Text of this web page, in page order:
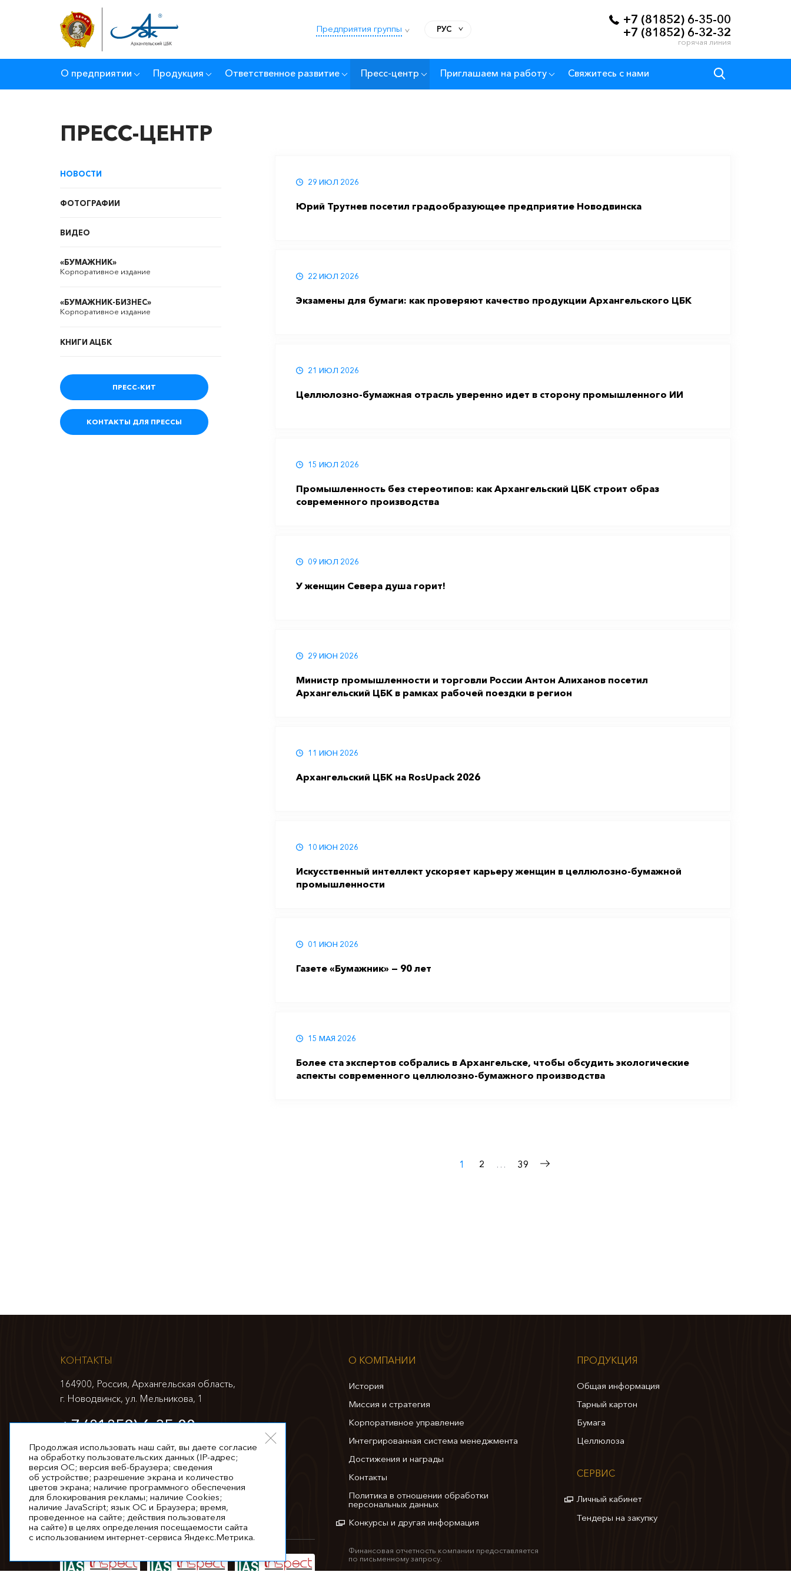
Предприятия группы РУС
+7 (81852) 6-35-00
+7 (81852) 6-32-32
горячая линия
О предприятии Продукция Ответственное развитие Пресс-центр Приглашаем на работу Свяжитесь с нами
ПРЕСС-ЦЕНТР
НОВОСТИ
ФОТОГРАФИИ
ВИДЕО
«БУМАЖНИК»
Корпоративное издание
«БУМАЖНИК-БИЗНЕС»
Корпоративное издание
КНИГИ АЦБК
ПРЕСС-КИТ
КОНТАКТЫ ДЛЯ ПРЕССЫ
29 ИЮЛ 2026
Юрий Трутнев посетил градообразующее предприятие Новодвинска
22 ИЮЛ 2026
Экзамены для бумаги: как проверяют качество продукции Архангельского ЦБК
21 ИЮЛ 2026
Целлюлозно-бумажная отрасль уверенно идет в сторону промышленного ИИ
15 ИЮЛ 2026
Промышленность без стереотипов: как Архангельский ЦБК строит образ
современного производства
09 ИЮЛ 2026
У женщин Севера душа горит!
29 ИЮН 2026
Министр промышленности и торговли России Антон Алиханов посетил
Архангельский ЦБК в рамках рабочей поездки в регион
11 ИЮН 2026
Архангельский ЦБК на RosUpack 2026
10 ИЮН 2026
Искусственный интеллект ускоряет карьеру женщин в целлюлозно-бумажной
промышленности
01 ИЮН 2026
Газете «Бумажник» — 90 лет
15 МАЯ 2026
Более ста экспертов собрались в Архангельске, чтобы обсудить экологические
аспекты современного целлюлозно-бумажного производства
1 2 … 39
КОНТАКТЫ
164900, Россия, Архангельская область,
г. Новодвинск, ул. Мельникова, 1
+7 (81852) 6-35-00
info@appm.ru
© 2026. Все права защищены
О КОМПАНИИ
История
Миссия и стратегия
Корпоративное управление
Интегрированная система менеджмента
Достижения и награды
Контакты
Политика в отношении обработки
персональных данных
Конкурсы и другая информация
Финансовая отчетность компании предоставляется
по письменному запросу.
ПРОДУКЦИЯ
Общая информация
Тарный картон
Бумага
Целлюлоза
СЕРВИС
Личный кабинет
Тендеры на закупку
Продолжая использовать наш сайт, вы даете согласие
на обработку пользовательских данных (IP-адрес;
версия ОС; версия веб-браузера; сведения
об устройстве; разрешение экрана и количество
цветов экрана; наличие программного обеспечения
для блокирования рекламы; наличие Cookies;
наличие JavaScript; язык ОС и Браузера; время,
проведенное на сайте; действия пользователя
на сайте) в целях определения посещаемости сайта
с использованием интернет-сервиса Яндекс.Метрика.